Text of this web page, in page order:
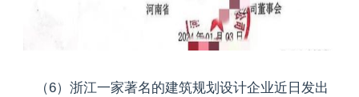
（6）浙江一家著名的建筑规划设计企业近日发出